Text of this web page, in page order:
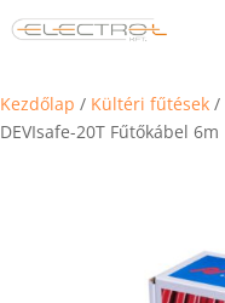
Kezdőlap / Kültéri fűtések /
DEVIsafe-20T Fűtőkábel 6m